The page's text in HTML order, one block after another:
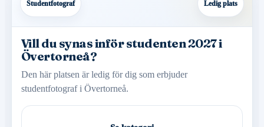
Studentfotograf Ledig plats
Vill du synas inför studenten 2027 i
Övertorneå?
Den här platsen är ledig för dig som erbjuder
studentfotograf i Övertorneå.